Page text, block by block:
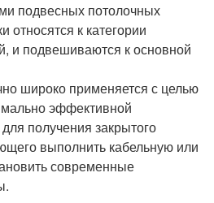
подвесных потолочных
относятся к категории
и подвешиваются к основной
широко применяется с целью
эффективной
получения закрытого
выполнить кабельную или
современные